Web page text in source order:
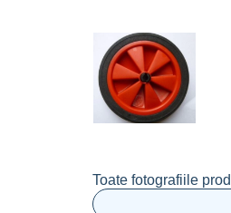
Toate fotografiile